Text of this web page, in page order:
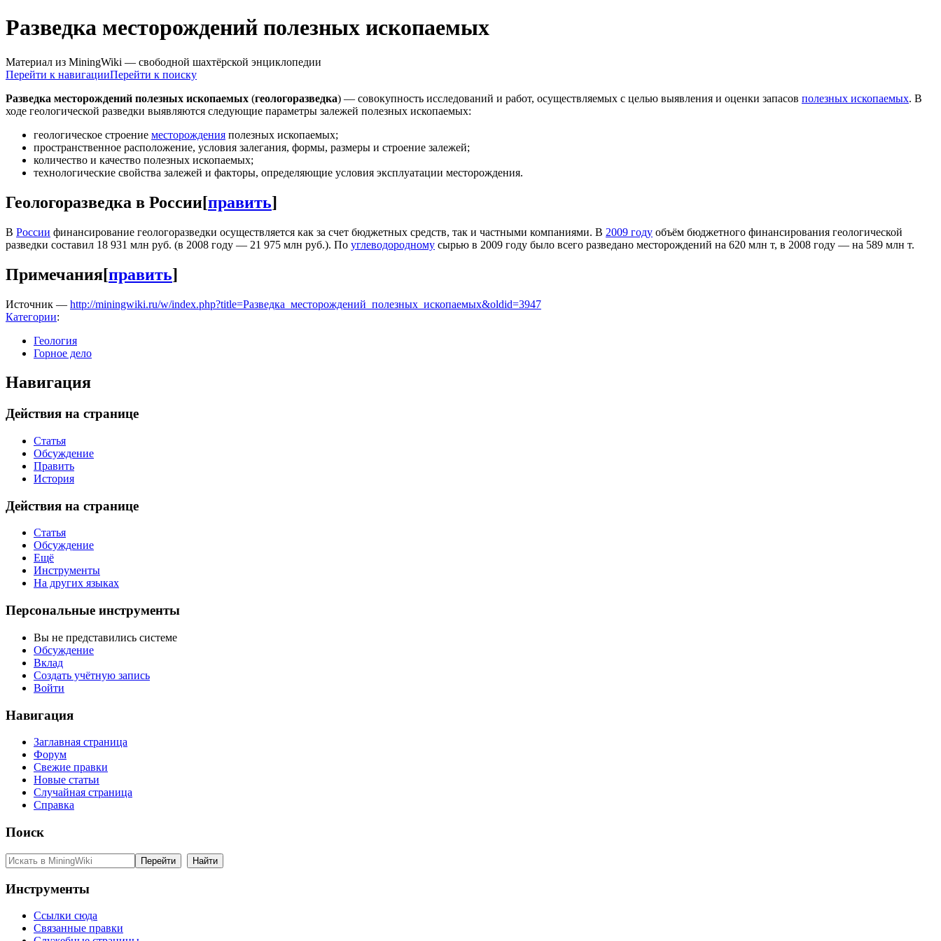
Разведка месторождений полезных ископаемых
Материал из MiningWiki — свободной шахтёрской энциклопедии
Перейти к навигацииПерейти к поиску
Разведка месторождений полезных ископаемых (геологоразведка) — совокупность исследований и работ, осуществляемых с целью выявления и оценки запасов полезных ископаемых. В
ходе геологической разведки выявляются следующие параметры залежей полезных ископаемых:
геологическое строение месторождения полезных ископаемых;
пространственное расположение, условия залегания, формы, размеры и строение залежей;
количество и качество полезных ископаемых;
технологические свойства залежей и факторы, определяющие условия эксплуатации месторождения.
Геологоразведка в России[править]
В России финансирование геологоразведки осуществляется как за счет бюджетных средств, так и частными компаниями. В 2009 году объём бюджетного финансирования геологической
разведки составил 18 931 млн руб. (в 2008 году — 21 975 млн руб.). По углеводородному сырью в 2009 году было всего разведано месторождений на 620 млн т, в 2008 году — на 589 млн т.
Примечания[править]
Источник — http://miningwiki.ru/w/index.php?title=Разведка_месторождений_полезных_ископаемых&oldid=3947
Категории:
Геология
Горное дело
Навигация
Действия на странице
Статья
Обсуждение
Править
История
Действия на странице
Статья
Обсуждение
Ещё
Инструменты
На других языках
Персональные инструменты
Вы не представились системе
Обсуждение
Вклад
Создать учётную запись
Войти
Навигация
Заглавная страница
Форум
Свежие правки
Новые статьи
Случайная страница
Справка
Поиск
Инструменты
Ссылки сюда
Связанные правки